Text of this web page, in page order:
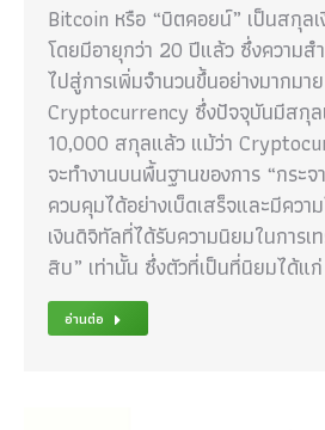
Bitcoin หรือ “บิตคอยน์” เป็นสกุล
โดยมีอายุกว่า 20 ปีแล้ว ซึ่งความส
ไปสู่การเพิ่มจำนวนขึ้นอย่างมากมา
Cryptocurrency ซึ่งปัจจุบันมีสกุล
10,000 สกุลแล้ว แม้ว่า
จะทำงานบนพื้นฐานของการ “กระ
ควบคุมได้อย่างเบ็ดเสร็จและมีคว
เงินดิจิทัลที่ได้รับความนิยมในการ
สิบ” เท่านั้น ซึ่งตัวที่เป็นที่นิยมได้แก่
อ่านต่อ